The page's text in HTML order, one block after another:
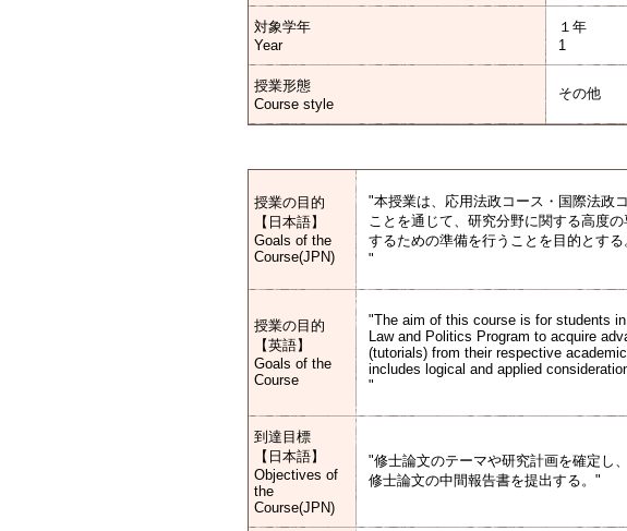
対象学年
Year
１年
1
授業形態
Course style
その他
授業の目的
【日本語】
Goals of the
Course(JPN)
"本授業は、応用法政コース・国際法政
ことを通じて、研究分野に関する高度
するための準備を行うことを目的とする
"
授業の目的
【英語】
Goals of the
Course
"The aim of this course is for students
Law and Politics Program to acquire
(tutorials) from their respective
includes logical and applied
"
到達目標
【日本語】
Objectives of
the
Course(JPN)
"修士論文のテーマや研究計画を確定し
修士論文の中間報告書を提出する。"